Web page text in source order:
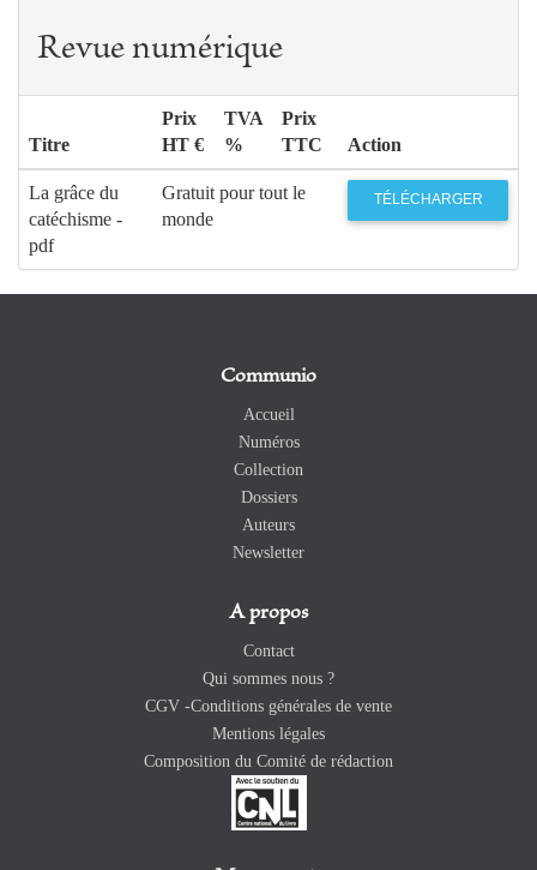
Revue numérique
Titre
Prix
HT €
TVA
%
Prix
TTC
Action
La grâce du
catéchisme -
pdf
Gratuit pour tout le
monde
TÉLÉCHARGER
Communio
Accueil
Numéros
Collection
Dossiers
Auteurs
Newsletter
A propos
Contact
Qui sommes nous ?
CGV -Conditions générales de vente
Mentions légales
Composition du Comité de rédaction